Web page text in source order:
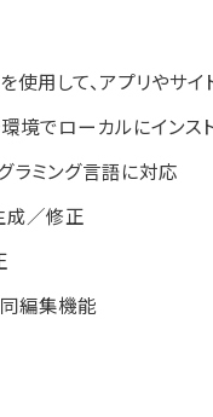
使用して、アプリやサ
境でローカルにインス
ラミング言語に対応
成／修正
編集機能